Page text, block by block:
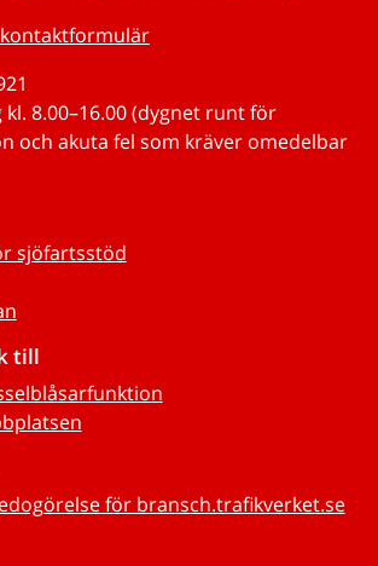
8.00–16.00 (dygnet runt för
och akuta fel som kräver omedelbar
sjöfartsstöd
till
för bransch.trafikverket.se